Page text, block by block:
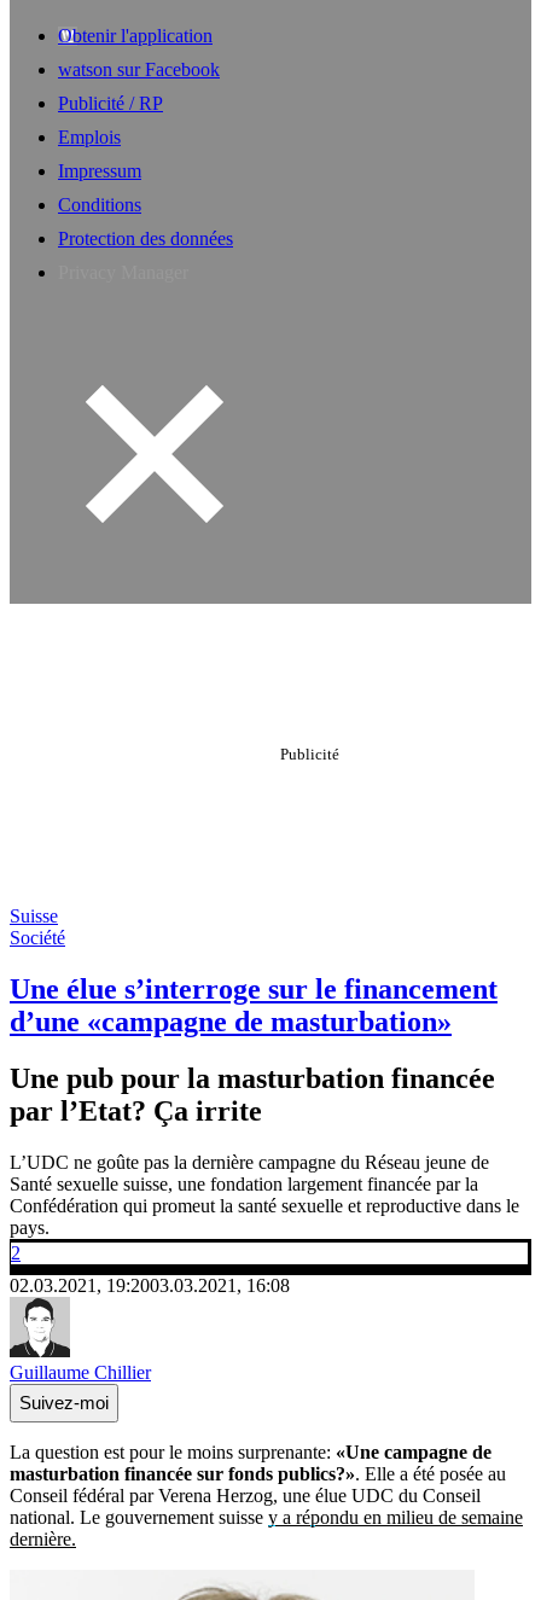
Obtenir l'application
watson sur Facebook
Publicité / RP
Emplois
Impressum
Conditions
Protection des données
Suisse
Société
Une élue s’interroge sur le financement
d’une «campagne de masturbation»
Une pub pour la masturbation financée
par l’Etat? Ça irrite
L’UDC ne goûte pas la dernière campagne du Réseau jeune de
Santé sexuelle suisse, une fondation largement financée par la
Confédération qui promeut la santé sexuelle et reproductive dans le
pays.
2
02.03.2021, 19:2003.03.2021, 16:08
Guillaume Chillier
Suivez-moi
La question est pour le moins surprenante: «Une campagne de
masturbation financée sur fonds publics?». Elle a été posée au
Conseil fédéral par Verena Herzog, une élue UDC du Conseil
national. Le gouvernement suisse y a répondu en milieu de semaine
dernière.